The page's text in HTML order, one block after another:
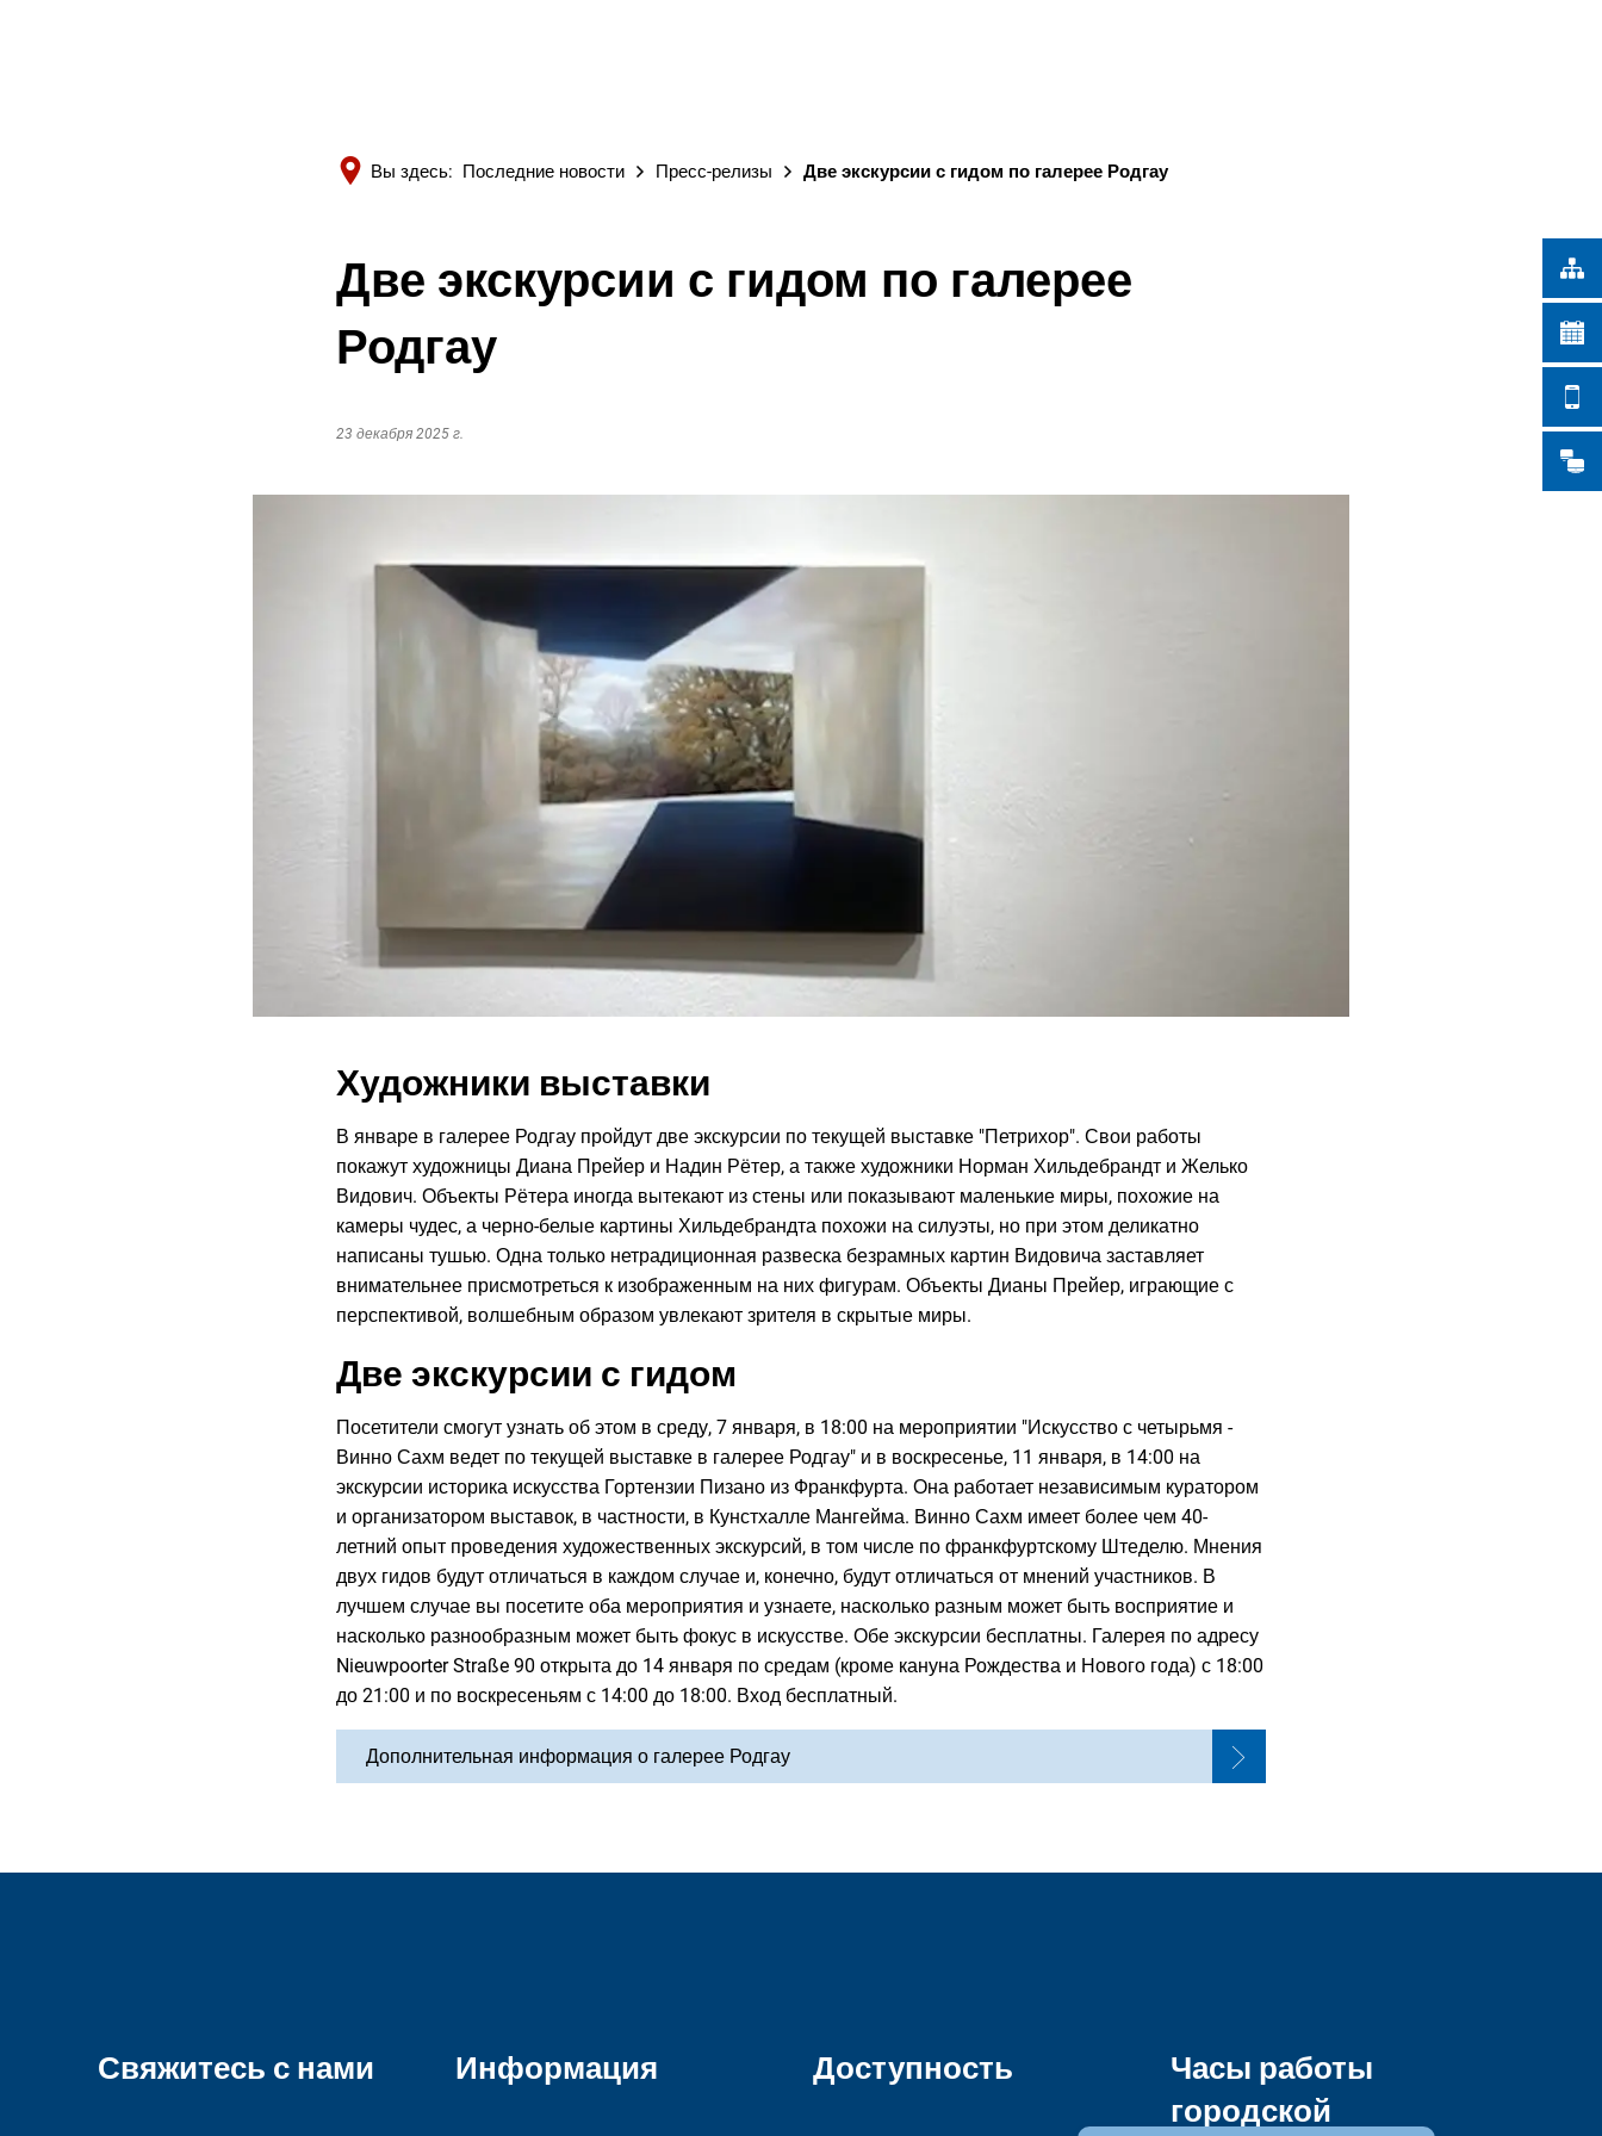
Вы здесь: Последние новости Пресс-релизы Две экскурсии с гидом по галерее Родгау
Две экскурсии с гидом по галерее
Родгау
23 декабря 2025 г.
Художники выставки
В январе в галерее Родгау пройдут две экскурсии по текущей выставке "Петрихор". Свои работы
покажут художницы Диана Прейер и Надин Рётер, а также художники Норман Хильдебрандт и Желько
Видович. Объекты Рётера иногда вытекают из стены или показывают маленькие миры, похожие на
камеры чудес, а черно-белые картины Хильдебрандта похожи на силуэты, но при этом деликатно
написаны тушью. Одна только нетрадиционная развеска безрамных картин Видовича заставляет
внимательнее присмотреться к изображенным на них фигурам. Объекты Дианы Прейер, играющие с
перспективой, волшебным образом увлекают зрителя в скрытые миры.
Две экскурсии с гидом
Посетители смогут узнать об этом в среду, 7 января, в 18:00 на мероприятии "Искусство с четырьмя -
Винно Сахм ведет по текущей выставке в галерее Родгау" и в воскресенье, 11 января, в 14:00 на
экскурсии историка искусства Гортензии Пизано из Франкфурта. Она работает независимым куратором
и организатором выставок, в частности, в Кунстхалле Мангейма. Винно Сахм имеет более чем 40-
летний опыт проведения художественных экскурсий, в том числе по франкфуртскому Штеделю. Мнения
двух гидов будут отличаться в каждом случае и, конечно, будут отличаться от мнений участников. В
лучшем случае вы посетите оба мероприятия и узнаете, насколько разным может быть восприятие и
насколько разнообразным может быть фокус в искусстве. Обе экскурсии бесплатны. Галерея по адресу
Nieuwpoorter Straße 90 открыта до 14 января по средам (кроме кануна Рождества и Нового года) с 18:00
до 21:00 и по воскресеньям с 14:00 до 18:00. Вход бесплатный.
Дополнительная информация о галерее Родгау
Свяжитесь с нами Информация Доступность
Часы работы
городской